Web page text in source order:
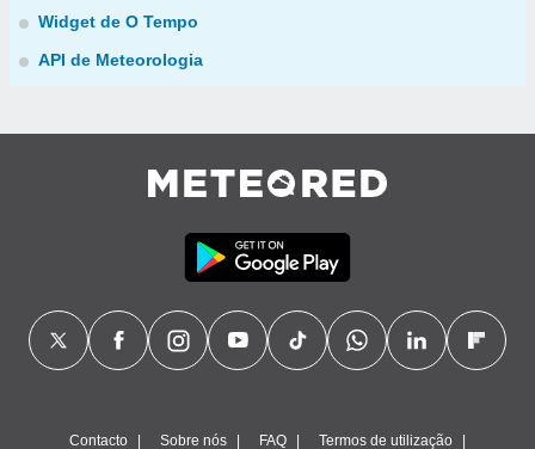
Widget de O Tempo
API de Meteorologia
Contacto Sobre nós FAQ Termos de utilização